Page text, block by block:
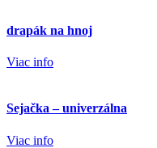
drapák na hnoj
Viac info
Sejačka – univerzálna
Viac info